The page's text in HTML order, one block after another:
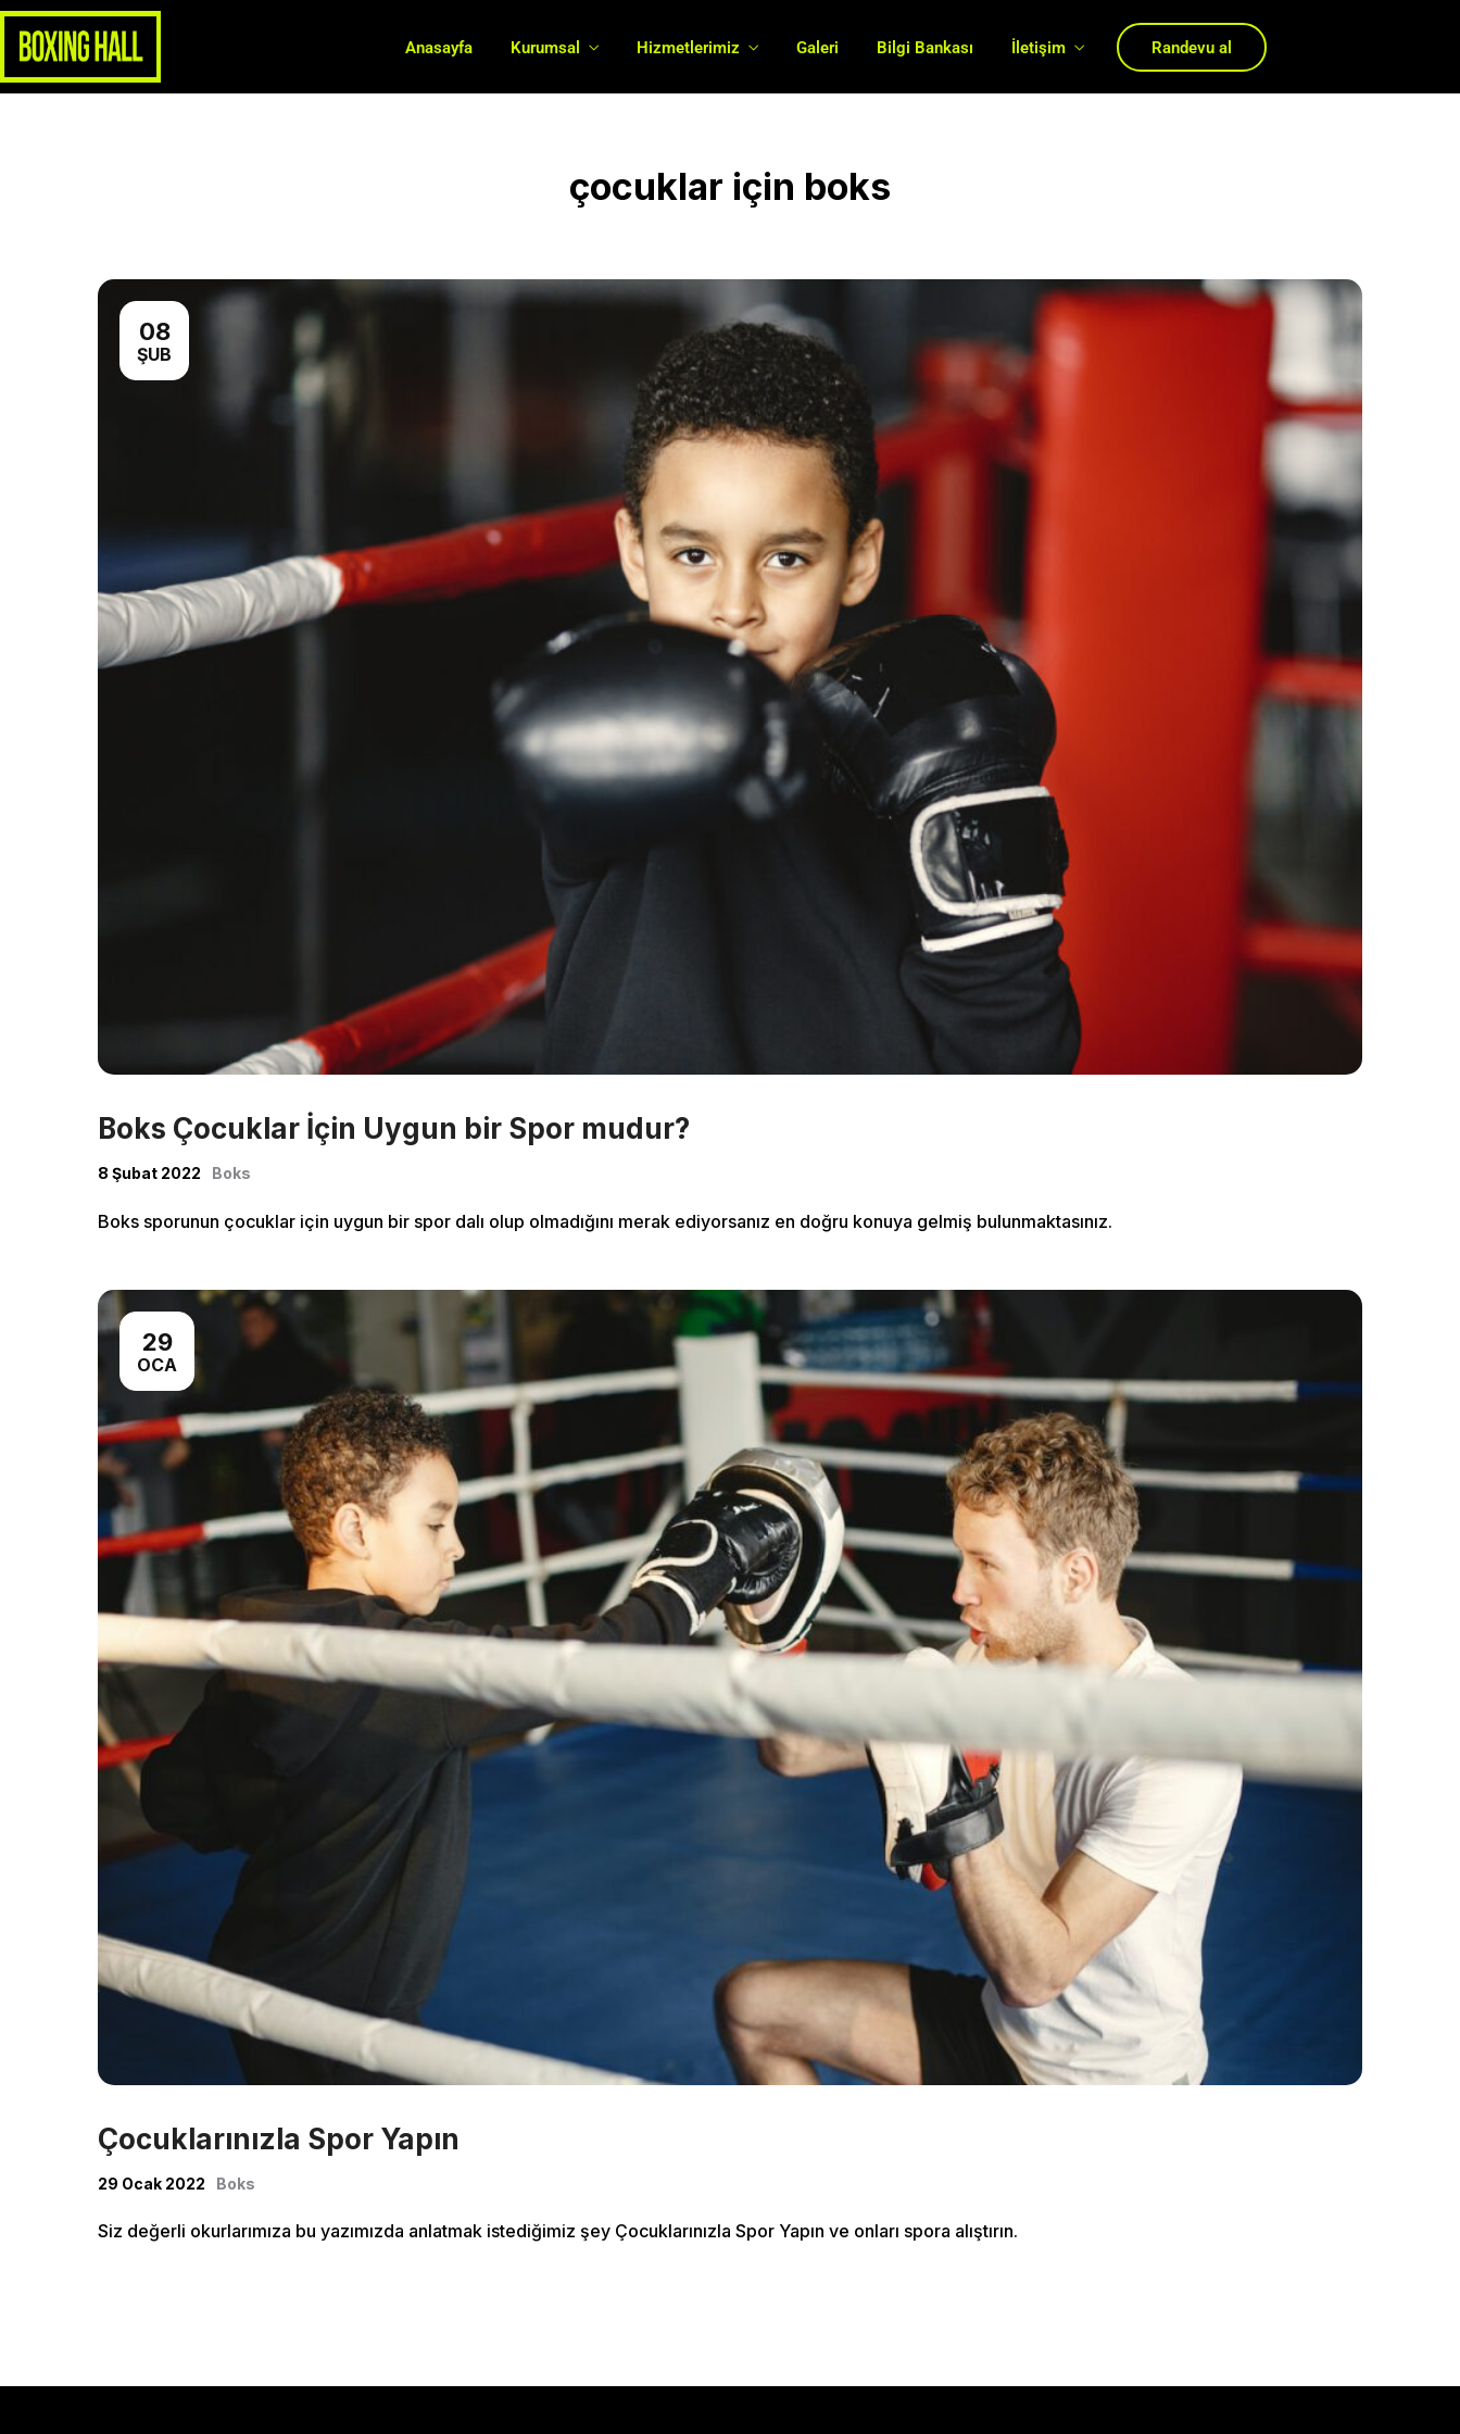
Anasayfa Kurumsal Hizmetlerimiz Galeri Bilgi Bankası İletişim Randevu al
çocuklar için boks
08
ŞUB
Boks Çocuklar İçin Uygun bir Spor mudur?
8 Şubat 2022 Boks
Boks sporunun çocuklar için uygun bir spor dalı olup olmadığını merak ediyorsanız en doğru konuya gelmiş bulunmaktasınız.
29
OCA
Çocuklarınızla Spor Yapın
29 Ocak 2022 Boks
Siz değerli okurlarımıza bu yazımızda anlatmak istediğimiz şey Çocuklarınızla Spor Yapın ve onları spora alıştırın.
Home
About Us
Classes
Shop
Sample Class
Class Categories
Cardio
Outdoor Exercise
Zoomba Dance
Contact Info
467 Davidson ave
Los Angeles CA 95716